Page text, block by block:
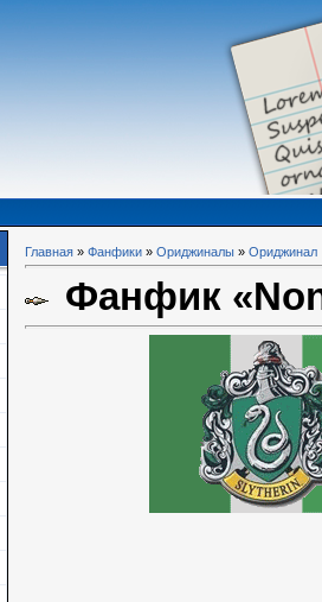
Главная » Фанфики » Ориджиналы » Ориджинал
Фанфик